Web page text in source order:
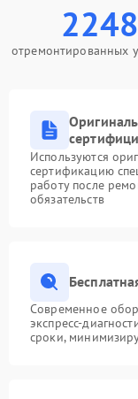
2248
отремонтированных
Используются
сертификацию
работу после
обязательств
Современное
экспресс-
сроки,